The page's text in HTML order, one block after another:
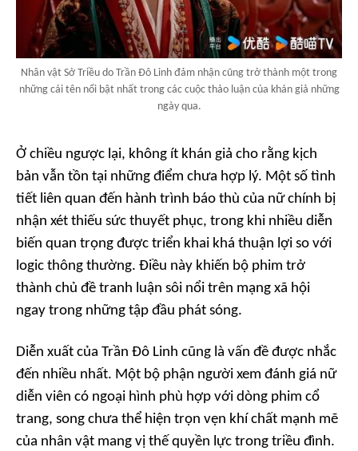
Nhân vật Sở Triều do Trần Đô Linh đảm nhận cũng trở thành một trong
những cái tên nổi bật nhất trong các cuộc thảo luận của khán giả những
ngày qua.
Ở chiều ngược lại, không ít khán giả cho rằng kịch
bản vẫn tồn tại những điểm chưa hợp lý. Một số tình
tiết liên quan đến hành trình báo thù của nữ chính bị
nhận xét thiếu sức thuyết phục, trong khi nhiều diễn
biến quan trọng được triển khai khá thuận lợi so với
logic thông thường. Điều này khiến bộ phim trở
thành chủ đề tranh luận sôi nổi trên mạng xã hội
ngay trong những tập đầu phát sóng.
Diễn xuất của Trần Đô Linh cũng là vấn đề được nhắc
đến nhiều nhất. Một bộ phận người xem đánh giá nữ
diễn viên có ngoại hình phù hợp với dòng phim cổ
trang, song chưa thể hiện trọn vẹn khí chất mạnh mẽ
của nhân vật mang vị thế quyền lực trong triều đình.